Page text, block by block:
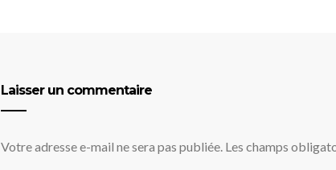
Laisser un commentaire
Votre adresse e-mail ne sera pas publiée. Les champs